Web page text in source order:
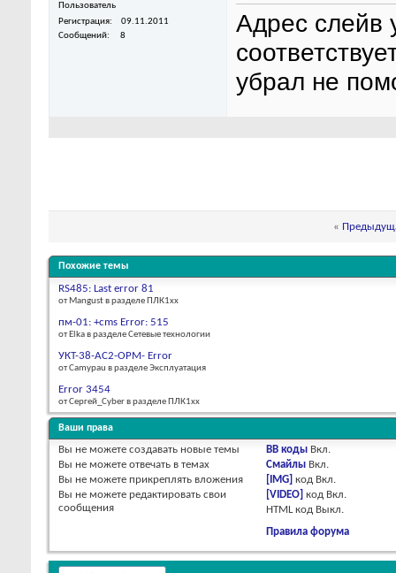
Пользователь
Регистрация
09.11.2011
Сообщений
8
Адрес слейв
убрал не
«
Похожие темы
RS485: Last error 81
от Mangust в разделе ПЛК1хх
пм-01: +cms Error: 515
от Elka в разделе Сетевые технологии
УКТ-38-AC2-OPM- Error
от Camypau в разделе Эксплуатация
Error 3454
от Сергей_Cyber в разделе ПЛК1хх
Ваши права
Вы не можете создавать новые темы
Вы не можете отвечать в темах
Вы не можете прикреплять вложения
Вы не можете редактировать свои
сообщения
BB коды Вкл.
Смайлы Вкл.
[IMG] код Вкл.
[VIDEO] код Вкл.
HTML код Выкл.
Правила форума